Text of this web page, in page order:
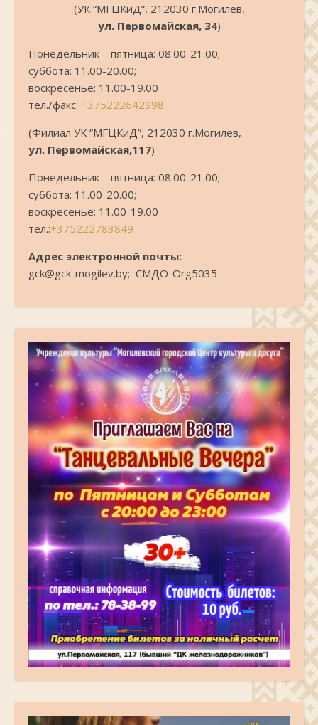
(УК “МГЦКиД”, 212030 г.Могилев,
ул. Первомайская, 34)
Понедельник – пятница: 08.00-21.00;
суббота: 11.00-20.00;
воскресенье: 11.00-19.00
тел./факс: +375222642998
(Филиал УК “МГЦКиД”, 212030 г.Могилев,
ул. Первомайская,117)
Понедельник – пятница: 08.00-21.00;
суббота: 11.00-20.00;
воскресенье: 11.00-19.00
тел.:+375222783849
Адрес электронной почты:
gck@gck-mogilev.by; СМДО-Org5035